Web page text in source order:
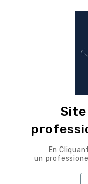
Satisfait
En
un